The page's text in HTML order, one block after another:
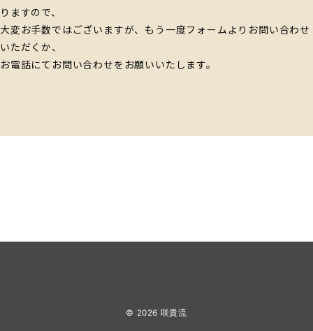
りますので、
大変お手数ではございますが、もう一度フォームよりお問い合わせ
いただくか、
お電話にてお問い合わせをお願いいたします。
© 2026 咲貴流